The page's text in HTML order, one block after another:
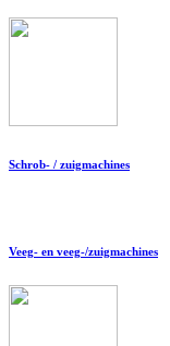
Schrob- / zuigmachines
Veeg- en veeg-/zuigmachines